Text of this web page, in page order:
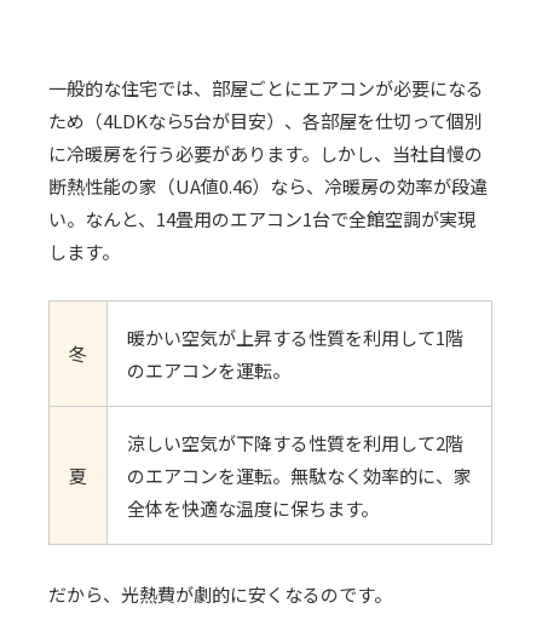
一般的な住宅では、部屋ごとにエアコンが必要になる
ため（4LDKなら5台が目安）、各部屋を仕切って個別
に冷暖房を行う必要があります。しかし、当社自慢の
断熱性能の家（UA値0.46）なら、冷暖房の効率が段違
い。なんと、14畳用のエアコン1台で全館空調が実現
します。
冬
暖かい空気が上昇する性質を利用して1階
のエアコンを運転。
夏
涼しい空気が下降する性質を利用して2階
のエアコンを運転。無駄なく効率的に、家
全体を快適な温度に保ちます。
だから、光熱費が劇的に安くなるのです。